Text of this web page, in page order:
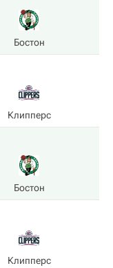
Бостон
Клипперс
Бостон
Клипперс